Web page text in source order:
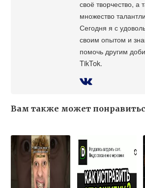
своё творчество, а
множество
Сегодня я с
своим опытом и
помочь другим
TikTok.
Вам также может